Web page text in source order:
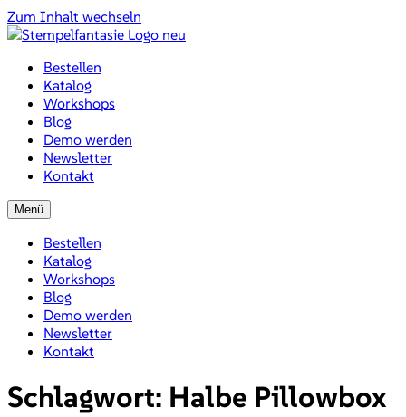
Zum Inhalt wechseln
Bestellen
Katalog
Workshops
Blog
Demo werden
Newsletter
Kontakt
Menü
Bestellen
Katalog
Workshops
Blog
Demo werden
Newsletter
Kontakt
Schlagwort: Halbe Pillowbox